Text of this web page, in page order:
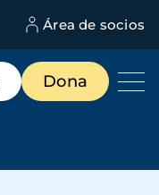
Área de socios
Dona